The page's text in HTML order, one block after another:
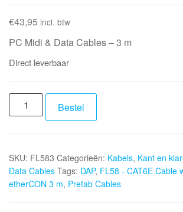
€43,95 incl. btw
PC Midi & Data Cables – 3 m
Direct leverbaar
DAP
FL58
Cable
with
Neutrik
Bestel
SKU: FL583 Categorieën: Kabels, Kant en
Data Cables Tags: DAP, FL58 - CAT6E Cable
etherCON 3 m, Prefab Cables